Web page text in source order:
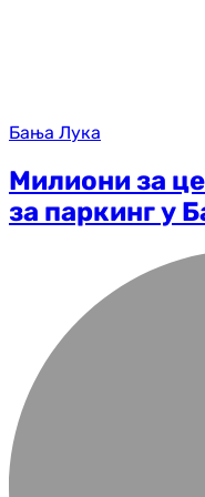
Бања Лука
Милиони за
за паркинг у